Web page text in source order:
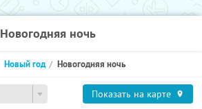
Новогодняя ночь
Новый год Новогодняя ночь
Показать на карте